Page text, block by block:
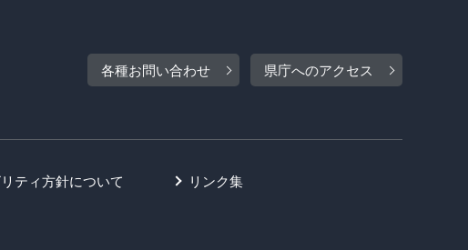
各種お問い合わせ 県庁へのアクセス
ティ方針について
リンク集